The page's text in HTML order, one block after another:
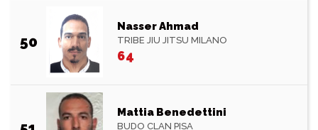
50
Nasser Ahmad
TRIBE JIU JITSU MILANO
64
Mattia Benedettini
BUDO CLAN PISA